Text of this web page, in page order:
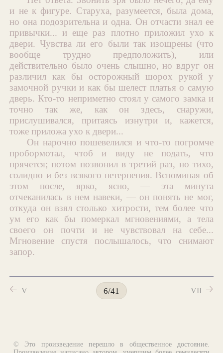
и не к фигуре. Старуха, разумеется, была дома,
но она подозрительна и одна. Он отчасти знал ее
привычки... и еще раз плотно приложил ухо к
двери. Чувства ли его были так изощрены (что
вообще трудно предположить), или
действительно было очень слышно, но вдруг он
различил как бы осторожный шорох рукой у
замочной ручки и как бы шелест платья о самую
дверь. Кто-то неприметно стоял у самого замка и
точно так же, как он здесь, снаружи,
прислушивался, притаясь изнутри и, кажется,
тоже приложа ухо к двери...
Он нарочно пошевелился и что-то погромче
пробормотал, чтоб и виду не подать, что
прячется; потом позвонил в третий раз, но тихо,
солидно и без всякого нетерпения. Вспоминая об
этом после, ярко, ясно, — эта минута
отчеканилась в нем навеки, — он понять не мог,
откуда он взял столько хитрости, тем более что
ум его как бы померкал мгновениями, а тела
своего он почти и не чувствовал на себе...
Мгновение спустя послышалось, что снимают
запор.
🡠 V 6/41 VII 🡢
© Это произведение перешло в общественное достояние.